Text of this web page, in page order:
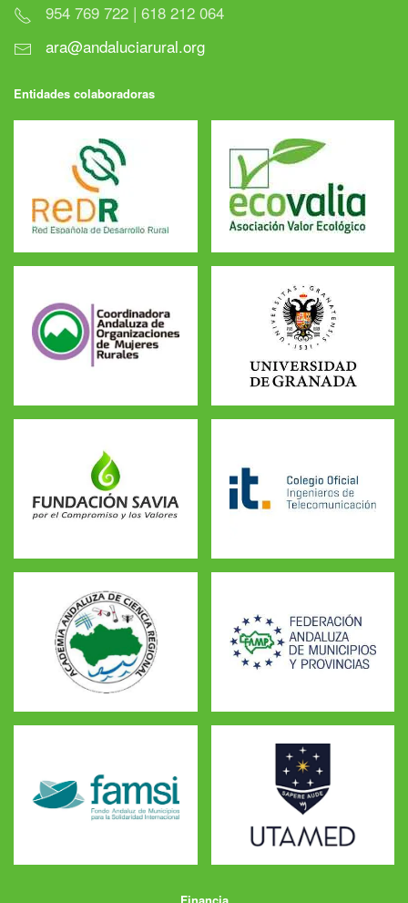
954 769 722 | 618 212 064
ara@andaluciarural.org
Entidades colaboradoras